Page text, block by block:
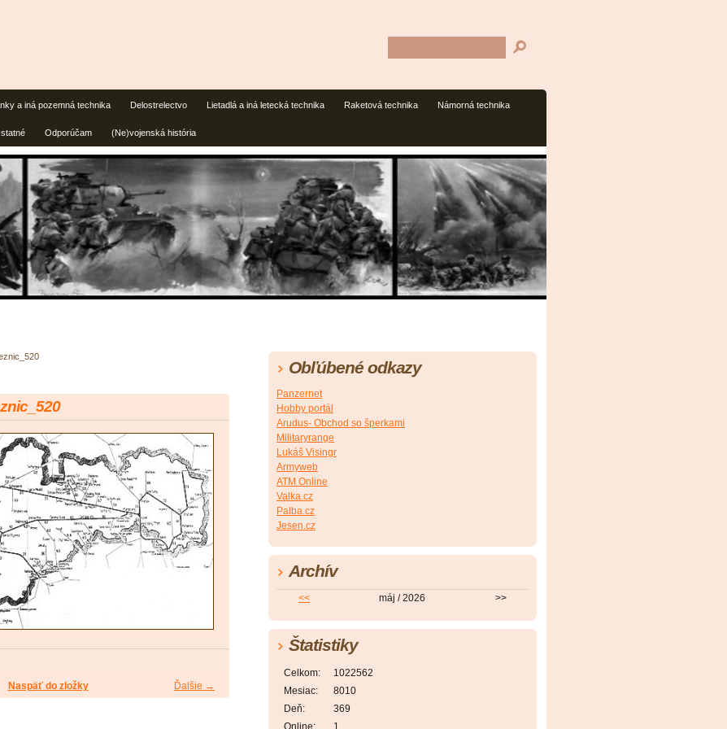
a iná pozemná technika Delostrelectvo Lietadlá a iná letecká technika Raketová technika Námorná technika
Odporúčam (Ne)vojenská história
Ďalšie →
Naspäť do zložky
Obľúbené odkazy
Panzernet
Hobby portál
Arudus- Obchod so šperkami
Militaryrange
Lukáš Visingr
Armyweb
ATM Online
Valka.cz
Palba.cz
Jesen.cz
Archív
<< máj / 2026 >>
Štatistiky
Online: 1
Celkom:
1022562
Mesiac:
8010
Deň:
369